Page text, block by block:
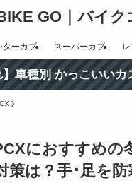
GO｜バイク
ターカブ スーパーカブ
】車種別 かっこいい
におすすめの
策は？手･足を